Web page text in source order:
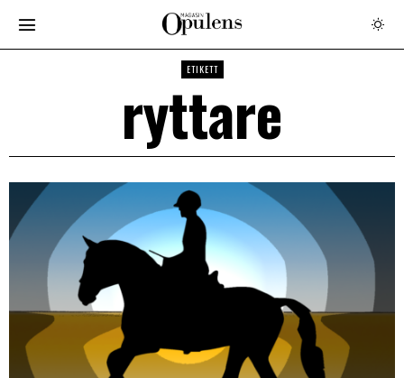
ETIKETT
ryttare